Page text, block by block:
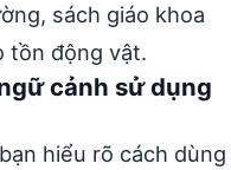
sách giáo khoa
tồn động vật.
cảnh sử dụng
hiểu rõ cách dùng